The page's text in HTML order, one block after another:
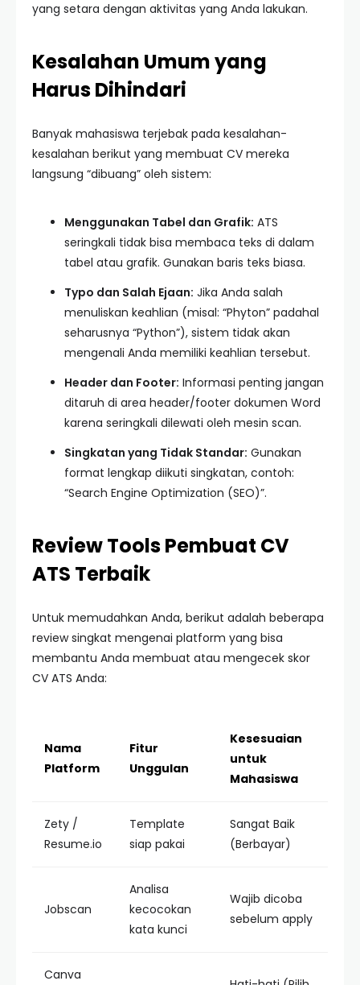
yang setara dengan aktivitas yang Anda lakukan.
Kesalahan Umum yang
Harus Dihindari
Banyak mahasiswa terjebak pada kesalahan-
kesalahan berikut yang membuat CV mereka
langsung “dibuang” oleh sistem:
Menggunakan Tabel dan Grafik: ATS
seringkali tidak bisa membaca teks di dalam
tabel atau grafik. Gunakan baris teks biasa.
Typo dan Salah Ejaan: Jika Anda salah
menuliskan keahlian (misal: “Phyton” padahal
seharusnya “Python”), sistem tidak akan
mengenali Anda memiliki keahlian tersebut.
Header dan Footer: Informasi penting jangan
ditaruh di area header/footer dokumen Word
karena seringkali dilewati oleh mesin scan.
Singkatan yang Tidak Standar: Gunakan
format lengkap diikuti singkatan, contoh:
“Search Engine Optimization (SEO)”.
Review Tools Pembuat CV
ATS Terbaik
Untuk memudahkan Anda, berikut adalah beberapa
review singkat mengenai platform yang bisa
membantu Anda membuat atau mengecek skor
CV ATS Anda:
Nama
Platform
Fitur
Unggulan
Kesesuaian
untuk
Mahasiswa
Zety /
Resume.io
Template
siap pakai
Sangat Baik
(Berbayar)
Jobscan
Analisa
kecocokan
kata kunci
Wajib dicoba
sebelum apply
Canva